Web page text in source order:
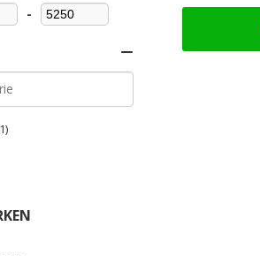
Minimum Price
-Maximum Price